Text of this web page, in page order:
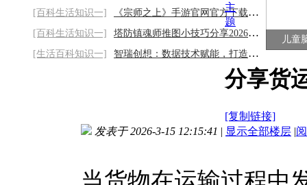
[百科生活知识一]
《宗师之上》手游官网官方下载链接：开启安
[百科生活知识一]
塔防镇魂师推图小技巧分享2026/8/8
[生活百科知识一]
智瑞创想：数据技术赋能，打造精细化声誉运
儿童
主
题
分享货
[复制链接]
发表于 2026-3-15 12:15:41 | 显示全部楼层 |